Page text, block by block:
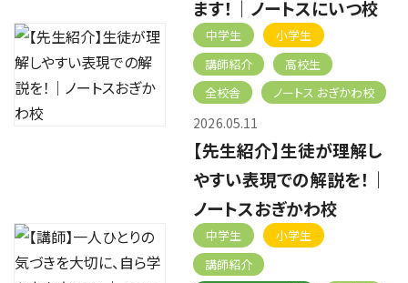
ます！｜ノートスにいつ校
中学生
小学生
講師紹介
高校生
全校舎
ノートス おぎかわ校
2026.05.11
【先生紹介】生徒が理解し
やすい表現での解説を！｜
ノートスおぎかわ校
中学生
小学生
講師紹介